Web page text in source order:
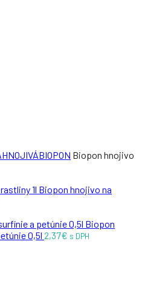
HNOJIVÁBIOPON Biopon hnojivo
Biopon hnojivo na
Biopon
0,5l 2,37€ s DPH